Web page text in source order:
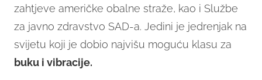
zahtjeve američke obalne straže, kao i Službe
za javno zdravstvo SAD-a. Jedini je jedrenjak na
svijetu koji je dobio najvišu moguću klasu za
buku i vibracije.